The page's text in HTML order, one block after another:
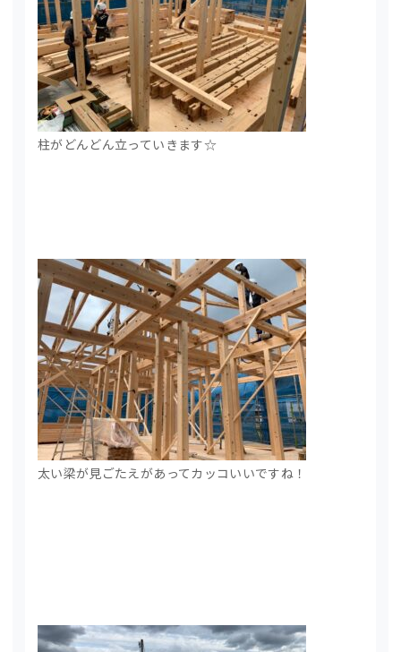
柱がどんどん立っていきます☆
太い梁が見ごたえがあってカッコいいですね！